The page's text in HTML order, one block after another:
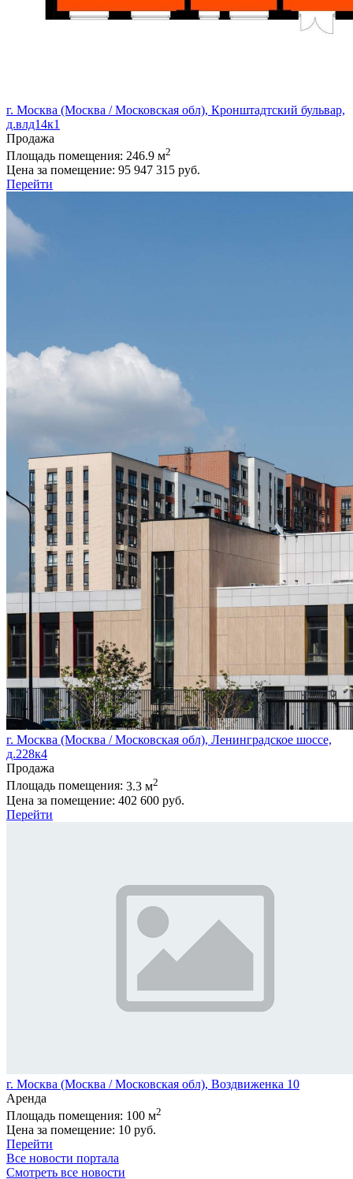
г. Москва (Москва / Московская обл), Кронштадтский бульвар,
д.влд14к1
Продажа
Площадь помещения: 246.9 м2
Цена за помещение: 95 947 315 руб.
Перейти
г. Москва (Москва / Московская обл), Ленинградское шоссе,
д.228к4
Продажа
Площадь помещения: 3.3 м2
Цена за помещение: 402 600 руб.
Перейти
г. Москва (Москва / Московская обл), Воздвиженка 10
Аренда
Площадь помещения: 100 м2
Цена за помещение: 10 руб.
Перейти
Все новости портала
Смотреть все новости